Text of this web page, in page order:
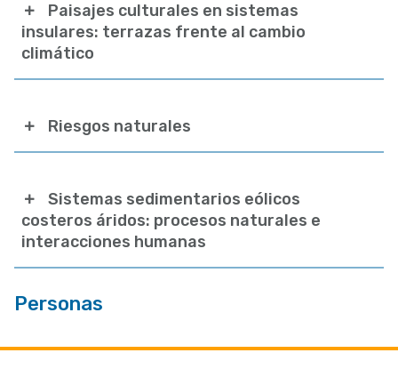
Paisajes culturales en sistemas
insulares: terrazas frente al cambio
climático
Riesgos naturales
Sistemas sedimentarios eólicos
costeros áridos: procesos naturales e
interacciones humanas
Personas